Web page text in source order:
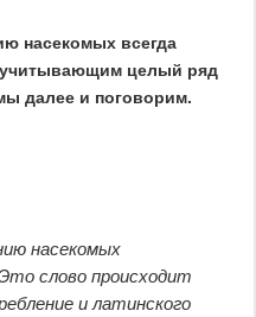
насекомых всегда
целый ряд
далее и поговорим.
насекомых
слово происходит
и латинского